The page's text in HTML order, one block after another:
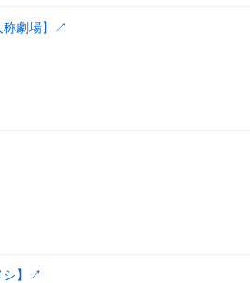
劇場】 ↗
】 ↗